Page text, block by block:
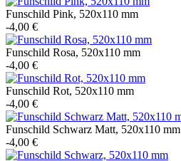
Funschild Pink, 520x110 mm
-4,00 €
Funschild Rosa, 520x110 mm
-4,00 €
Funschild Rot, 520x110 mm
-4,00 €
Funschild Schwarz Matt, 520x110 mm
-4,00 €